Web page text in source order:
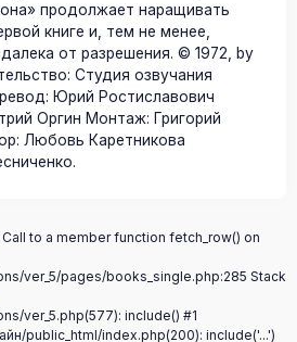
продолжает наращивать
книге и, тем не менее,
от разрешения. © 1972, by
Студия озвучания
Юрий Ростиславович
Оргин Монтаж: Григорий
Любовь Каретникова
Call to a member function fetch_row() on
ver_5/pages/books_single.php:285 Stack
ver_5.php(577): include() #1
public_html/index.php(200): include('...')